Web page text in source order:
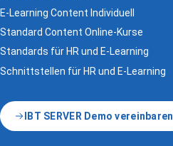
E-Learning Content Individuell
Standard Content Online-Kurse
Standards für HR und E-Learning
Schnittstellen für HR und E-Learning
IBT SERVER Demo vereinbaren